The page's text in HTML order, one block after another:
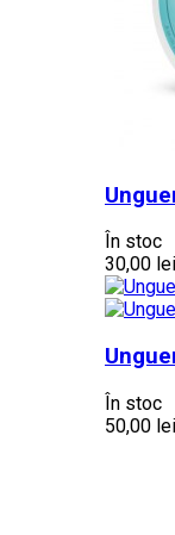
În stoc
30,00 lei
În stoc
50,00 lei